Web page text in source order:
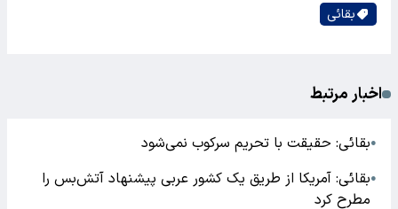
بقائی
اخبار مرتبط
●بقائی: حقیقت با تحریم سرکوب نمی‌شود
●بقائی: آمریکا از طریق یک کشور عربی پیشنهاد آتش‌بس را
مطرح کرد